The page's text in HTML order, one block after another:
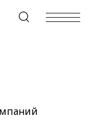
(495) 967-80-80